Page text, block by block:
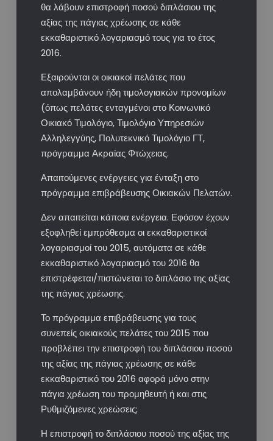
θα λάβουν επιστροφή ποσού διπλάσιου της
αξίας της πάγιας χρέωσης σε κάθε
εκκαθαριστικό λογαριασμό τους για το έτος
2016.
Εξαιρούνται οι οικιακοί πελάτες που
απολαμβάνουν ήδη τιμολογιακών προνομίων
(όπως πελάτες ενταγμένοι στο Κοινωνικό
Οικιακό Τιμολόγιο, Τιμολόγιο Υπηρεσιών
Αλληλεγγύης, Πολυτεκνικό Τιμολόγιο ΓΤ,
πρόγραμμα Ακραίας Φτώχειας.
Απαιτούμενες ενέργειες για ένταξη στο
πρόγραμμα επιβράβευσης Οικιακών Πελατών.
Δεν απαιτείται κάποια ενέργεια. Εφόσον έχουν
εξοφληθεί εμπρόθεσμα οι εκκαθαριστικοί
λογαριασμοί του 2015, αυτόματα σε κάθε
εκκαθαριστικό λογαριασμό του 2016 θα
επιστρέφεται/πιστώνεται το διπλάσιο της αξίας
της πάγιας χρέωσης.
Το πρόγραμμα επιβράβευσης για τους
συνεπείς οικιακούς πελάτες του 2015 που
προβλέπει την επιστροφή του διπλάσιου ποσού
της αξίας της πάγιας χρέωσης σε κάθε
εκκαθαριστικό του 2016 αφορά μόνο στην
πάγια χρέωση του προμηθευτή ή και στις
Ρυθμιζόμενες χρεώσεις;
Η επιστροφή το διπλάσιου ποσού της αξίας της